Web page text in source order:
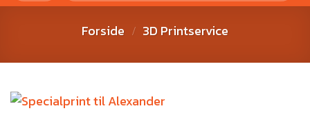
Forside / 3D Printservice